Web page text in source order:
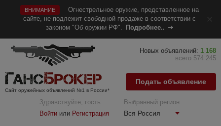
ВНИМАНИЕ
Огнестрельное оружие, представленное на
сайте, не подлежит свободной продаже в соответствии с
законом "Об оружии РФ".
Подробнее..
Сайт оружейных объявлений №1 в России*
Здравствуйте, гость
Войти или Регистрация
Выбранный регион
Вся Россия
Новых объявлений: 1 168
всего 574 245
Подать объявление